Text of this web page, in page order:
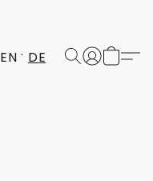
EN DE